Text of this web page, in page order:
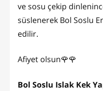
ve sosu çekip
süslenerek Bol Soslu
edilir.
Afiyet olsun🌹🌹
Bol Soslu Islak Kek